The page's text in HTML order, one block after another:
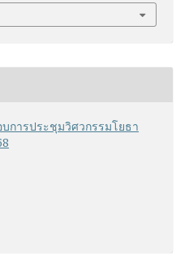
การประชุมวิศวกรรมโยธา